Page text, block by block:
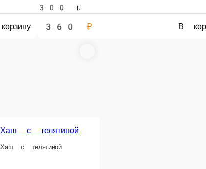
В корзину
300 г.
360 ₽ В
Хаш с телятиной